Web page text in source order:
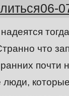
06-
что
почти
люди,